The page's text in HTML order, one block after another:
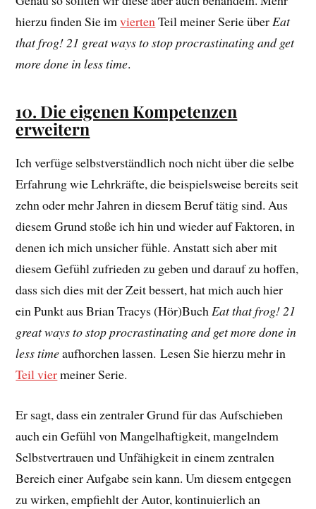
hierzu finden Sie imviertenTeil meiner Serie überEat
that frog! 21 great ways to stop procrastinating and get
more done in less time.
10. Die eigenen Kompetenzen
erweitern
Ich verfüge selbstverständlich noch nicht über die selbe
Erfahrung wie Lehrkräfte, die beispielsweise bereits seit
zehn oder mehr Jahren in diesem Beruf tätig sind. Aus
diesem Grund stoße ich hin und wieder auf Faktoren, in
denen ich mich unsicher fühle. Anstatt sich aber mit
diesem Gefühl zufrieden zu geben und darauf zu hoffen,
dass sich dies mit der Zeit bessert, hat mich auch hier
ein Punkt aus Brian Tracys (Hör)BuchEat that frog! 21
great ways to stop procrastinating and get more done in
less timeaufhorchen lassen. Lesen Sie hierzu mehr in
Teil viermeiner Serie.
Er sagt, dass ein zentraler Grund für das Aufschieben
auch ein Gefühl von Mangelhaftigkeit, mangelndem
Selbstvertrauen und Unfähigkeit in einem zentralen
Bereich einer Aufgabe sein kann. Um diesem entgegen
zu wirken, empfiehlt der Autor, kontinuierlich an